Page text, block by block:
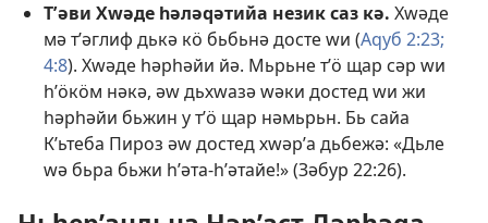
Тʹәви Хԝәде һәләԛәтийа незик саз кә. Хԝәде
мә тʹәглиф дькә кӧ бьбьнә досте ԝи (Аԛуб 2:23;
4:8). Хԝәде һәрһәйи йә. Мьрьне тʹӧ щар сәр ԝи
һʹӧкӧм нәкә, әԝ дьхԝазә ԝәки достед ԝи жи
һәрһәйи бьжин у тʹӧ щар нәмьрьн. Бь сайа
Кʹьтеба Пироз әԝ достед хԝәрʹа дьбежә: «Дьле
ԝә бьра бьжи һʹәта-һʹәтайе!» (Зәбур 22:26).